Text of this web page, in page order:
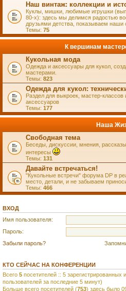
Наш винтаж: коллекции и
Куклы, мишки, любимые игрушки
80-х): здесь мы делимся радостью
друзьями детства, показываем наши
Темы: 75
К вершинам
Кукольная мода
Одежда и аксессуары для кукол,
мастерами.
Темы: 823
Одежда для кукол:
Раздел для выкроек, мастер-классов
аксессуаров
Темы: 177
Наша
Свободная тема
Беседы, дискуссии, мнения,
интересы
Темы: 131
Давайте встречаться!
"Кукольные встречи" форума DP в
место, детали, и не забываем
Темы: 466
ВХОД
Имя пользователя:
Пароль:
Забыли пароль?
КТО СЕЙЧАС НА КОНФЕРЕНЦИИ
Всего 5 посетителей :: 5 зарегистрированных
пользователей за последние 5 минут)
Больше всего посетителей (753) здесь было